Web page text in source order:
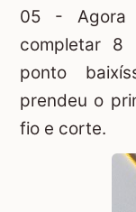
05 - Agora
completar 8
ponto
prendeu o
fio e corte.